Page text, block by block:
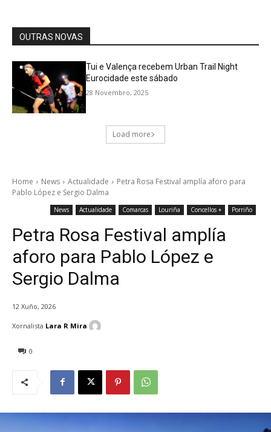
OUTRAS NOVAS
Tui e Valença recebem Urban Trail Night
Eurocidade este sábado
28 Novembro, 2025
Load more